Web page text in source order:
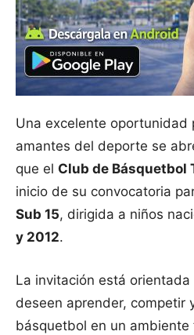
Una excelente oportunidad
amantes del deporte se
que el Club de Básquetbol
inicio de su convocatoria
Sub 15, dirigida a niños
y 2012.
La invitación está
deseen aprender, competir
básquetbol en un